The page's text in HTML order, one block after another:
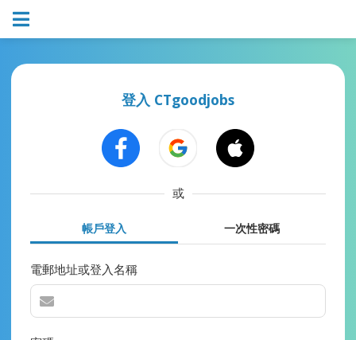
登入 CTgoodjobs
或
帳戶登入 一次性密碼
電郵地址或登入名稱